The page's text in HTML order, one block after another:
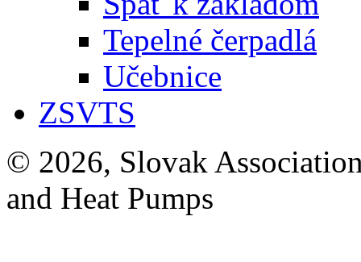
Tepelné čerpadlá
Učebnice
ZSVTS
© 2026, Slovak
and Heat Pumps